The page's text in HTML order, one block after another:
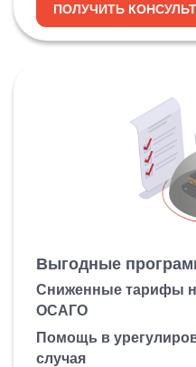
ПОЛУЧИТЬ
Выгодные
Сниженные тарифы
ОСАГО
Помощь в
случая